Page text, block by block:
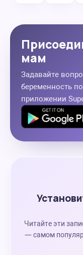
мам
Задавайте
беременность
приложении
Читайте эти
— самом